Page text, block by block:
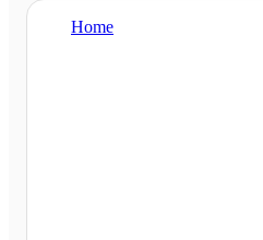
Home